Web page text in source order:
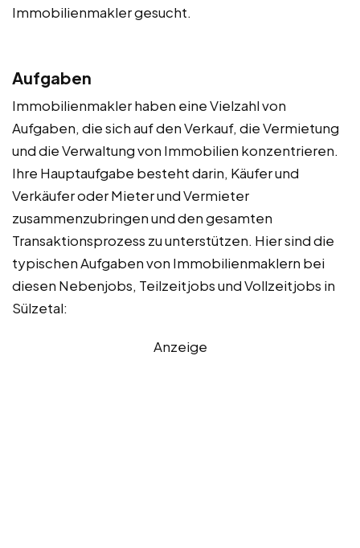
Immobilienmakler gesucht.
Aufgaben
Immobilienmakler haben eine Vielzahl von
Aufgaben, die sich auf den Verkauf, die Vermietung
und die Verwaltung von Immobilien konzentrieren.
Ihre Hauptaufgabe besteht darin, Käufer und
Verkäufer oder Mieter und Vermieter
zusammenzubringen und den gesamten
Transaktionsprozess zu unterstützen. Hier sind die
typischen Aufgaben von Immobilienmaklern bei
diesen Nebenjobs, Teilzeitjobs und Vollzeitjobs in
Sülzetal:
Anzeige